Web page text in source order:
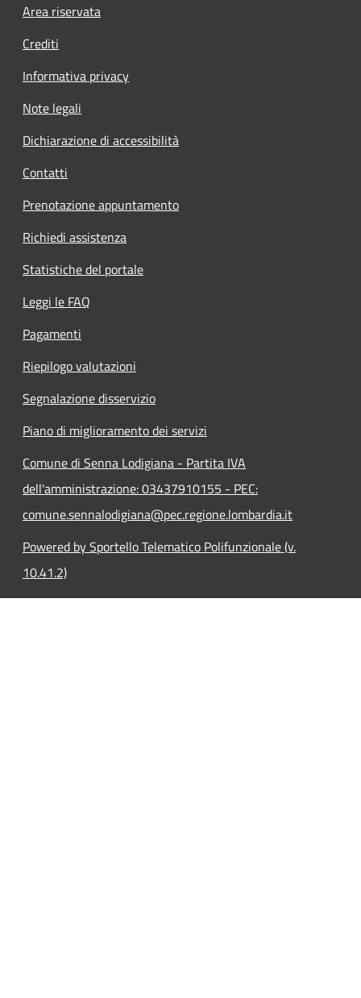
Footer menu
Area riservata
Crediti
Informativa privacy
Note legali
Dichiarazione di accessibilità
Contatti
Prenotazione appuntamento
Richiedi assistenza
Statistiche del portale
Leggi le FAQ
Pagamenti
Riepilogo valutazioni
Segnalazione disservizio
Piano di miglioramento dei servizi
Comune di Senna Lodigiana - Partita IVA
dell'amministrazione: 03437910155 - PEC:
comune.sennalodigiana@pec.regione.lombardia.it
Powered by Sportello Telematico Polifunzionale (v.
10.41.2)